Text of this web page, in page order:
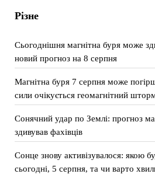
Різне
Сьогоднішня магнітна буря може
новий прогноз на 8 серпня
Магнітна буря 7 серпня може
сили очікується геомагнітний
Сонячний удар по Землі: прогноз
здивував фахівців
Сонце знову активізувалося: якою
сьогодні, 5 серпня, та чи варто